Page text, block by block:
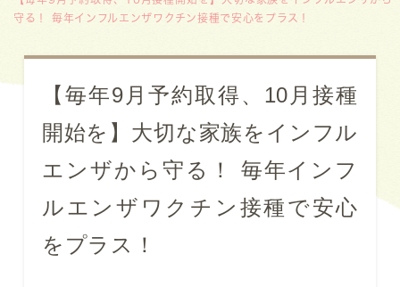
守る！ 毎年インフルエンザワクチン接種で安心をプラス！
【毎年9月予約取得、10月接種
開始を】大切な家族をインフル
エンザから守る！ 毎年インフ
ルエンザワクチン接種で安心
をプラス！